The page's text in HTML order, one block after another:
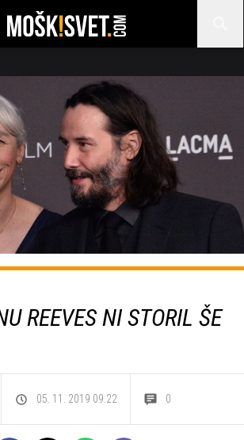
REEVES NI STORIL ŠE
05. 11. 2019 09.22 0